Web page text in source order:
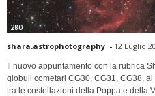
280
shara.astrophotography - 12 Luglio
Il nuovo appuntamento con la rubrica
globuli cometari CG30, CG31, CG38,
tra le costellazioni della Poppa e della